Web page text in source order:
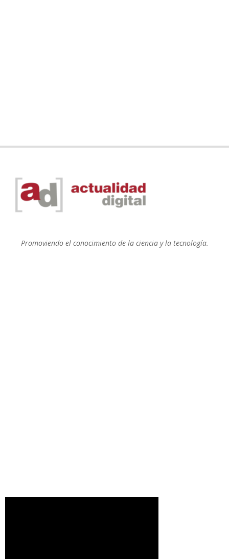
Promoviendo el conocimiento de la ciencia y la tecnología.